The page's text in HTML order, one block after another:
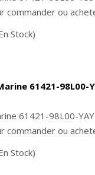
commander ou
Stock)
61421-98L00-
61421-98L00-
commander ou
Stock)